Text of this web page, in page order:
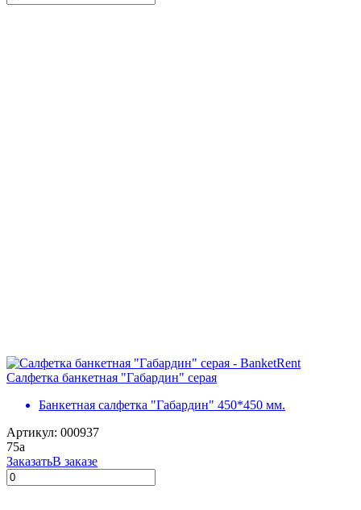
Салфетка банкетная "Габардин" серая
Банкетная салфетка "Габардин" 450*450 мм.
Артикул: 000937
75a
ЗаказатьВ заказе